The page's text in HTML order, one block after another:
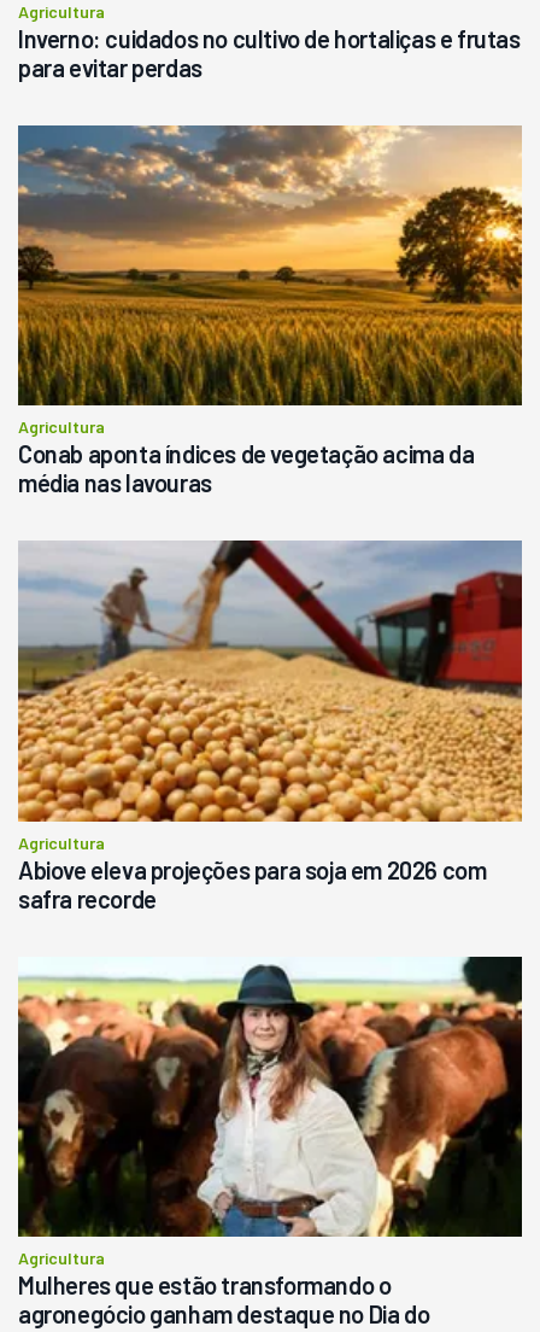
Agricultura
Inverno: cuidados no cultivo de hortaliças e frutas
para evitar perdas
Agricultura
Conab aponta índices de vegetação acima da
média nas lavouras
Agricultura
Abiove eleva projeções para soja em 2026 com
safra recorde
Agricultura
Mulheres que estão transformando o
agronegócio ganham destaque no Dia do